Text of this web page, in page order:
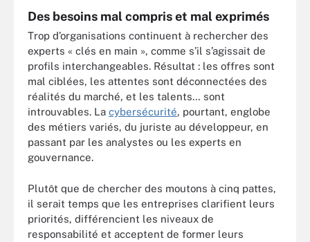
Des besoins mal compris et mal exprimés
Trop d’organisations continuent à rechercher des
experts « clés en main », comme s’il s’agissait de
profils interchangeables. Résultat : les offres sont
mal ciblées, les attentes sont déconnectées des
réalités du marché, et les talents… sont
introuvables. La cybersécurité, pourtant, englobe
des métiers variés, du juriste au développeur, en
passant par les analystes ou les experts en
gouvernance.
Plutôt que de chercher des moutons à cinq pattes,
il serait temps que les entreprises clarifient leurs
priorités, différencient les niveaux de
responsabilité et acceptent de former leurs